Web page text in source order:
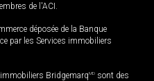
de l'ACI.
déposée de la Banque
par les Services immobiliers
BridgemarqMD sont des